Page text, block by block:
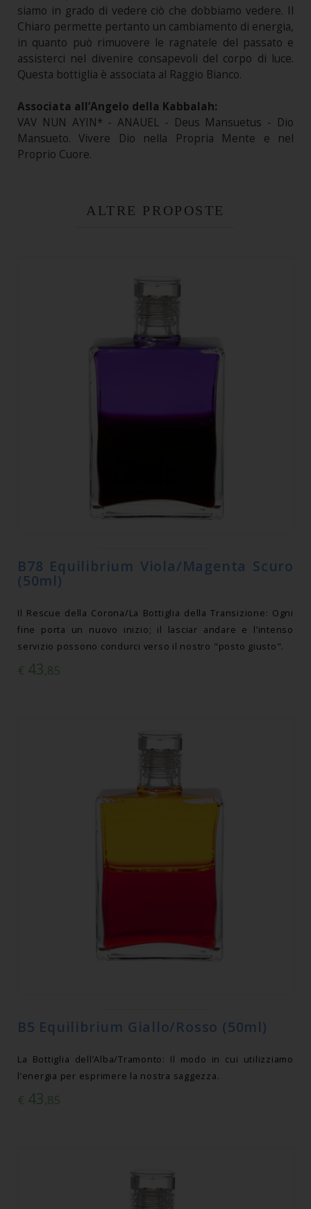
siamo in grado di vedere ciò che dobbiamo vedere. Il
Chiaro permette pertanto un cambiamento di energia,
in quanto può rimuovere le ragnatele del passato e
assisterci nel divenire consapevoli del corpo di luce.
Questa bottiglia è associata al Raggio Bianco.
Associata all’Angelo della Kabbalah:
VAV NUN AYIN* - ANAUEL - Deus Mansuetus - Dio
Mansueto. Vivere Dio nella Propria Mente e nel
Proprio Cuore.
ALTRE PROPOSTE
B78 Equilibrium Viola/Magenta Scuro
(50ml)
Il Rescue della Corona/La Bottiglia della Transizione: Ogni
fine porta un nuovo inizio; il lasciar andare e l’intenso
servizio possono condurci verso il nostro "posto giusto".
€ 43,85
B5 Equilibrium Giallo/Rosso (50ml)
La Bottiglia dell’Alba/Tramonto: Il modo in cui utilizziamo
l’energia per esprimere la nostra saggezza.
€ 43,85